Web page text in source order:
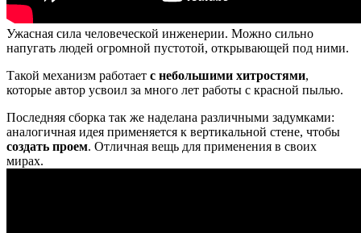
Ужасная сила человеческой инженерии. Можно сильно
напугать людей огромной пустотой, открывающей под ними.
Такой механизм работает с небольшими хитростями,
которые автор усвоил за много лет работы с красной пылью.
Последняя сборка так же наделана различными задумками:
аналогичная идея применяется к вертикальной стене, чтобы
создать проем. Отличная вещь для применения в своих
мирах.